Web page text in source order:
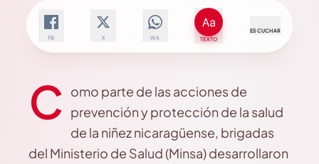
FB X WA TEXTO
ESCUCHAR
C omo parte de las acciones de
prevención y protección de la salud
de la niñez nicaragüense, brigadas
del Ministerio de Salud (Minsa) desarrollaron